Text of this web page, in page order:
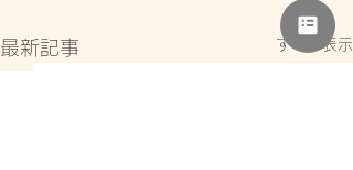
最新記事 すべて表示